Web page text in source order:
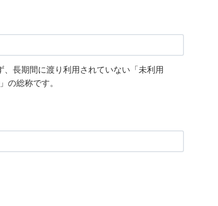
長期間に渡り利用されていない「未利用
の総称です。